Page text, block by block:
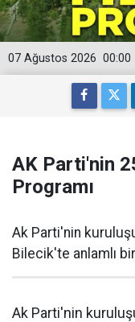
00:00
07 Ağustos 2026
AK Parti'nin
Programı
Ak Parti'nin
Bilecik'te anlamlı
Ak Parti'nin